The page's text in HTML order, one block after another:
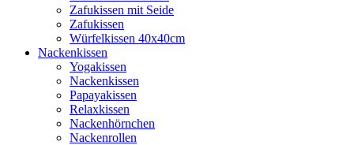
Zafukissen mit Seide
Zafukissen
Würfelkissen 40x40cm
Nackenkissen
Yogakissen
Nackenkissen
Papayakissen
Relaxkissen
Nackenhörnchen
Nackenrollen